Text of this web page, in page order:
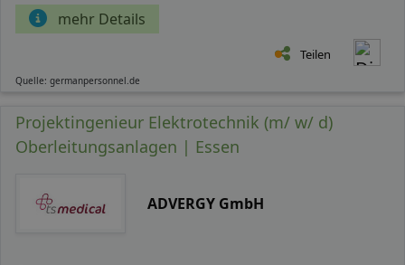
mehr Details
Teilen
Quelle: germanpersonnel.de
Projektingenieur Elektrotechnik (m/ w/ d)
Oberleitungsanlagen | Essen
ADVERGY GmbH